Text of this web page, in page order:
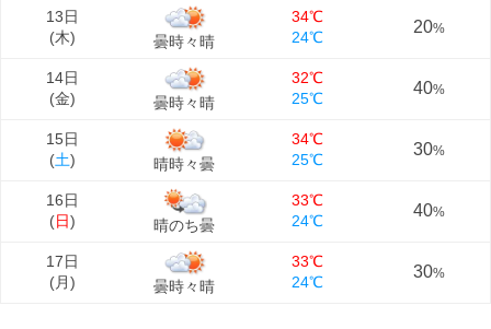
13日
(木) 曇時々晴
34℃
24℃
20%
14日
(金) 曇時々晴
32℃
25℃
40%
15日
(土) 晴時々曇
34℃
25℃
30%
16日
(日) 晴のち曇
33℃
24℃
40%
17日
(月) 曇時々晴
33℃
24℃
30%